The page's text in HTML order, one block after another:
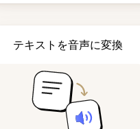
テキストを音声に変換